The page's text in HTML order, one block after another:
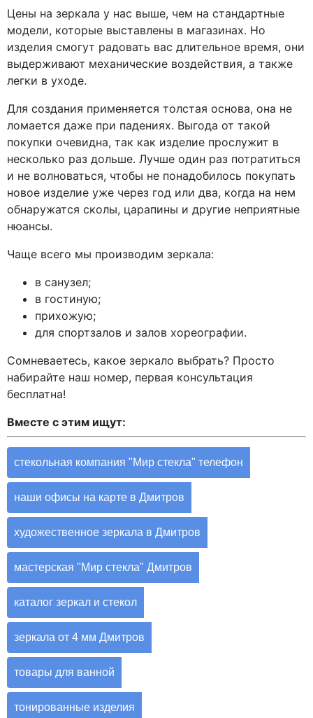
Цены на зеркала у нас выше, чем на стандартные
модели, которые выставлены в магазинах. Но
изделия смогут радовать вас длительное время, они
выдерживают механические воздействия, а также
легки в уходе.
Для создания применяется толстая основа, она не
ломается даже при падениях. Выгода от такой
покупки очевидна, так как изделие прослужит в
несколько раз дольше. Лучше один раз потратиться
и не волноваться, чтобы не понадобилось покупать
новое изделие уже через год или два, когда на нем
обнаружатся сколы, царапины и другие неприятные
нюансы.
Чаще всего мы производим зеркала:
в санузел;
в гостиную;
прихожую;
для спортзалов и залов хореографии.
Сомневаетесь, какое зеркало выбрать? Просто
набирайте наш номер, первая консультация
бесплатна!
Вместе с этим ищут:
стекольная компания "Мир стекла" телефон
наши офисы на карте в Дмитров
художественное зеркала в Дмитров
мастерская "Мир стекла" Дмитров
каталог зеркал и стекол
зеркала от 4 мм Дмитров
товары для ванной
тонированные изделия